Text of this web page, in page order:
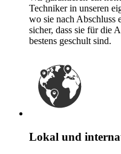
Techniker in unseren
wo sie nach Abschluss
sicher, dass sie für die
bestens geschult sind.
Lokal und